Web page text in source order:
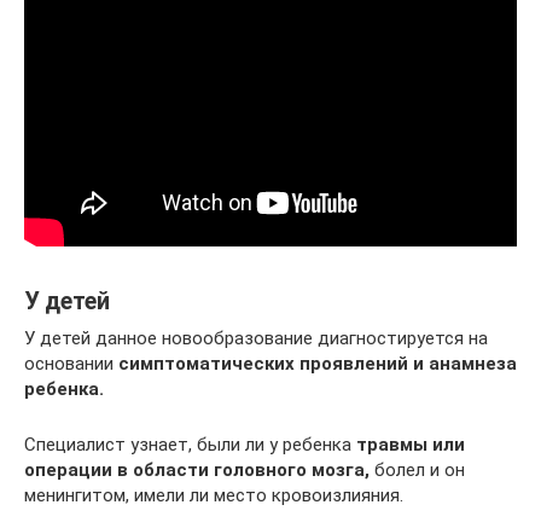
У детей
У детей данное новообразование диагностируется на
основании симптоматических проявлений и анамнеза
ребенка.
Специалист узнает, были ли у ребенка травмы или
операции в области головного мозга, болел и он
менингитом, имели ли место кровоизлияния.